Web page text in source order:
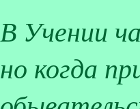
В Учении
но когда